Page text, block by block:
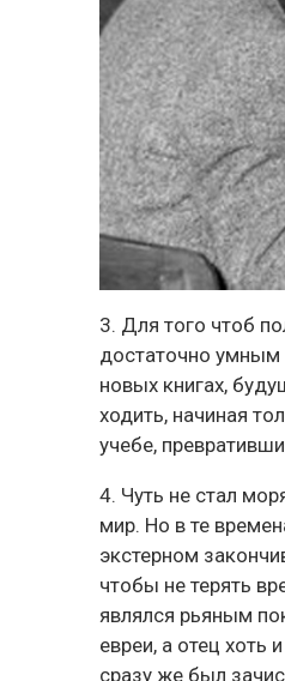
3. Для того чтоб
достаточно умным
новых книгах,
ходить, начиная
учебе,
4. Чуть не стал
мир. Но в те
экстерном
чтобы не терять
являлся рьяным
евреи, а отец хоть
сразу же был